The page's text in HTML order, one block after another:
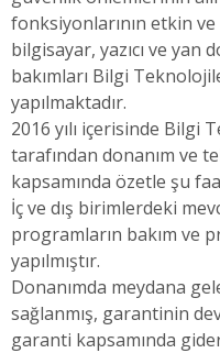
fonksiyonlarının etkin ve
bilgisayar, yazıcı ve yan
bakımları Bilgi
yapılmaktadır.
2016 yılı içerisinde
tarafından donanım ve
kapsamında özetle şu
İç ve dış birimlerdeki
programların bakım ve
yapılmıştır.
Donanımda meydana
sağlanmış, garantinin
garanti kapsamında